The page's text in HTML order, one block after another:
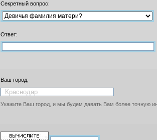
Секретный вопрос:
Ответ:
Ваш город:
Укажите Ваш город, и мы будем давать Вам более точную